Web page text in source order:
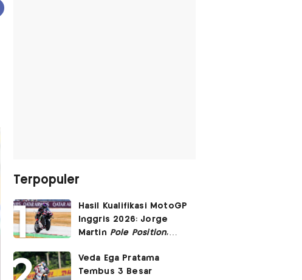
Terpopuler
Hasil Kualifikasi MotoGP
Inggris 2026: Jorge
Martin Pole Position,
Posisi 6!
Veda Ega Pratama
Tembus 3 Besar